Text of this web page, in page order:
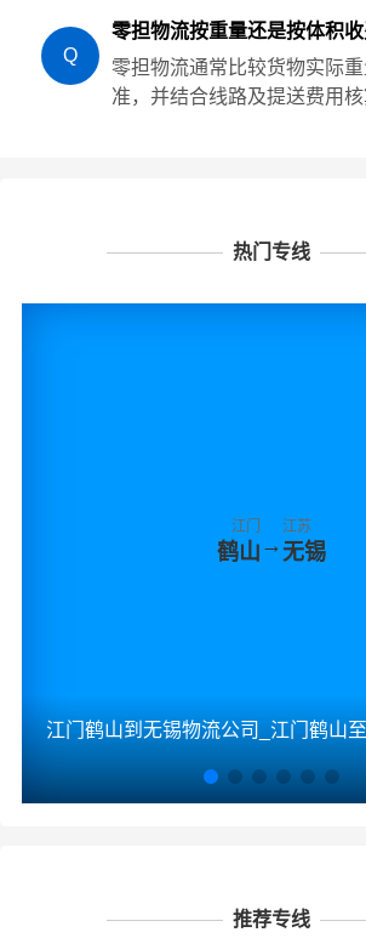
Q
零担物流按重量还是按体积收
零担物流通常比较货物实际
准，并结合线路及提送费用核
热门专线
江门
鹤山 →
江苏
无锡
江门鹤山到无锡物流公司_江门鹤山
推荐专线